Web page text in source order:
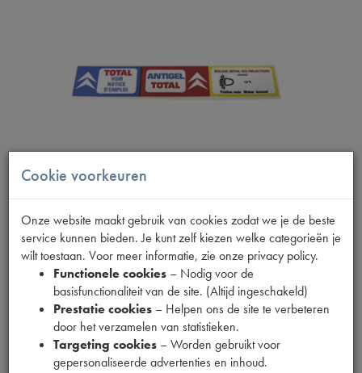
Fabrikant
OUTLET
Productnummer
1890075
Normale prijs
59 (€2,97excl. btw)
Cookie voorkeuren
Onze website maakt gebruik van cookies zodat we je de beste
service kunnen bieden. Je kunt zelf kiezen welke categorieën je
wilt toestaan. Voor meer informatie, zie onze privacy policy.
Functionele cookies – Nodig voor de
basisfunctionaliteit van de site. (Altijd ingeschakeld)
Prestatie cookies – Helpen ons de site te verbeteren
door het verzamelen van statistieken.
Targeting cookies – Worden gebruikt voor
gepersonaliseerde advertenties en inhoud.